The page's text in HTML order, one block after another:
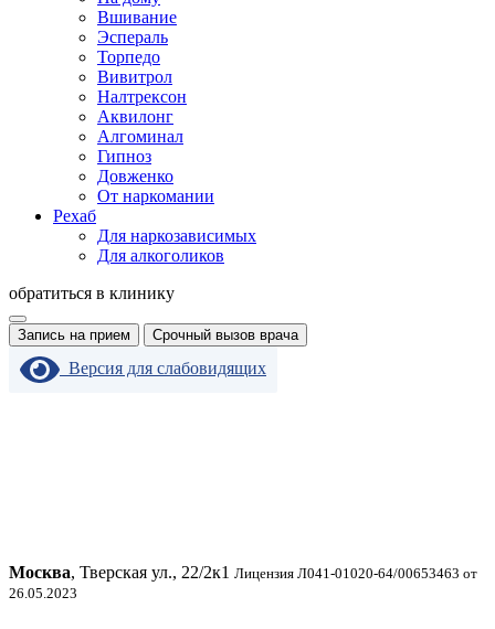
Вшивание
Эспераль
Торпедо
Вивитрол
Налтрексон
Аквилонг
Алгоминал
Гипноз
Довженко
От наркомании
Рехаб
Для наркозависимых
Для алкоголиков
обратиться в клинику
Запись на прием Срочный вызов врача
Версия для слабовидящих
Москва, Тверская ул., 22/2к1 Лицензия Л041-01020-64/00653463 от
26.05.2023